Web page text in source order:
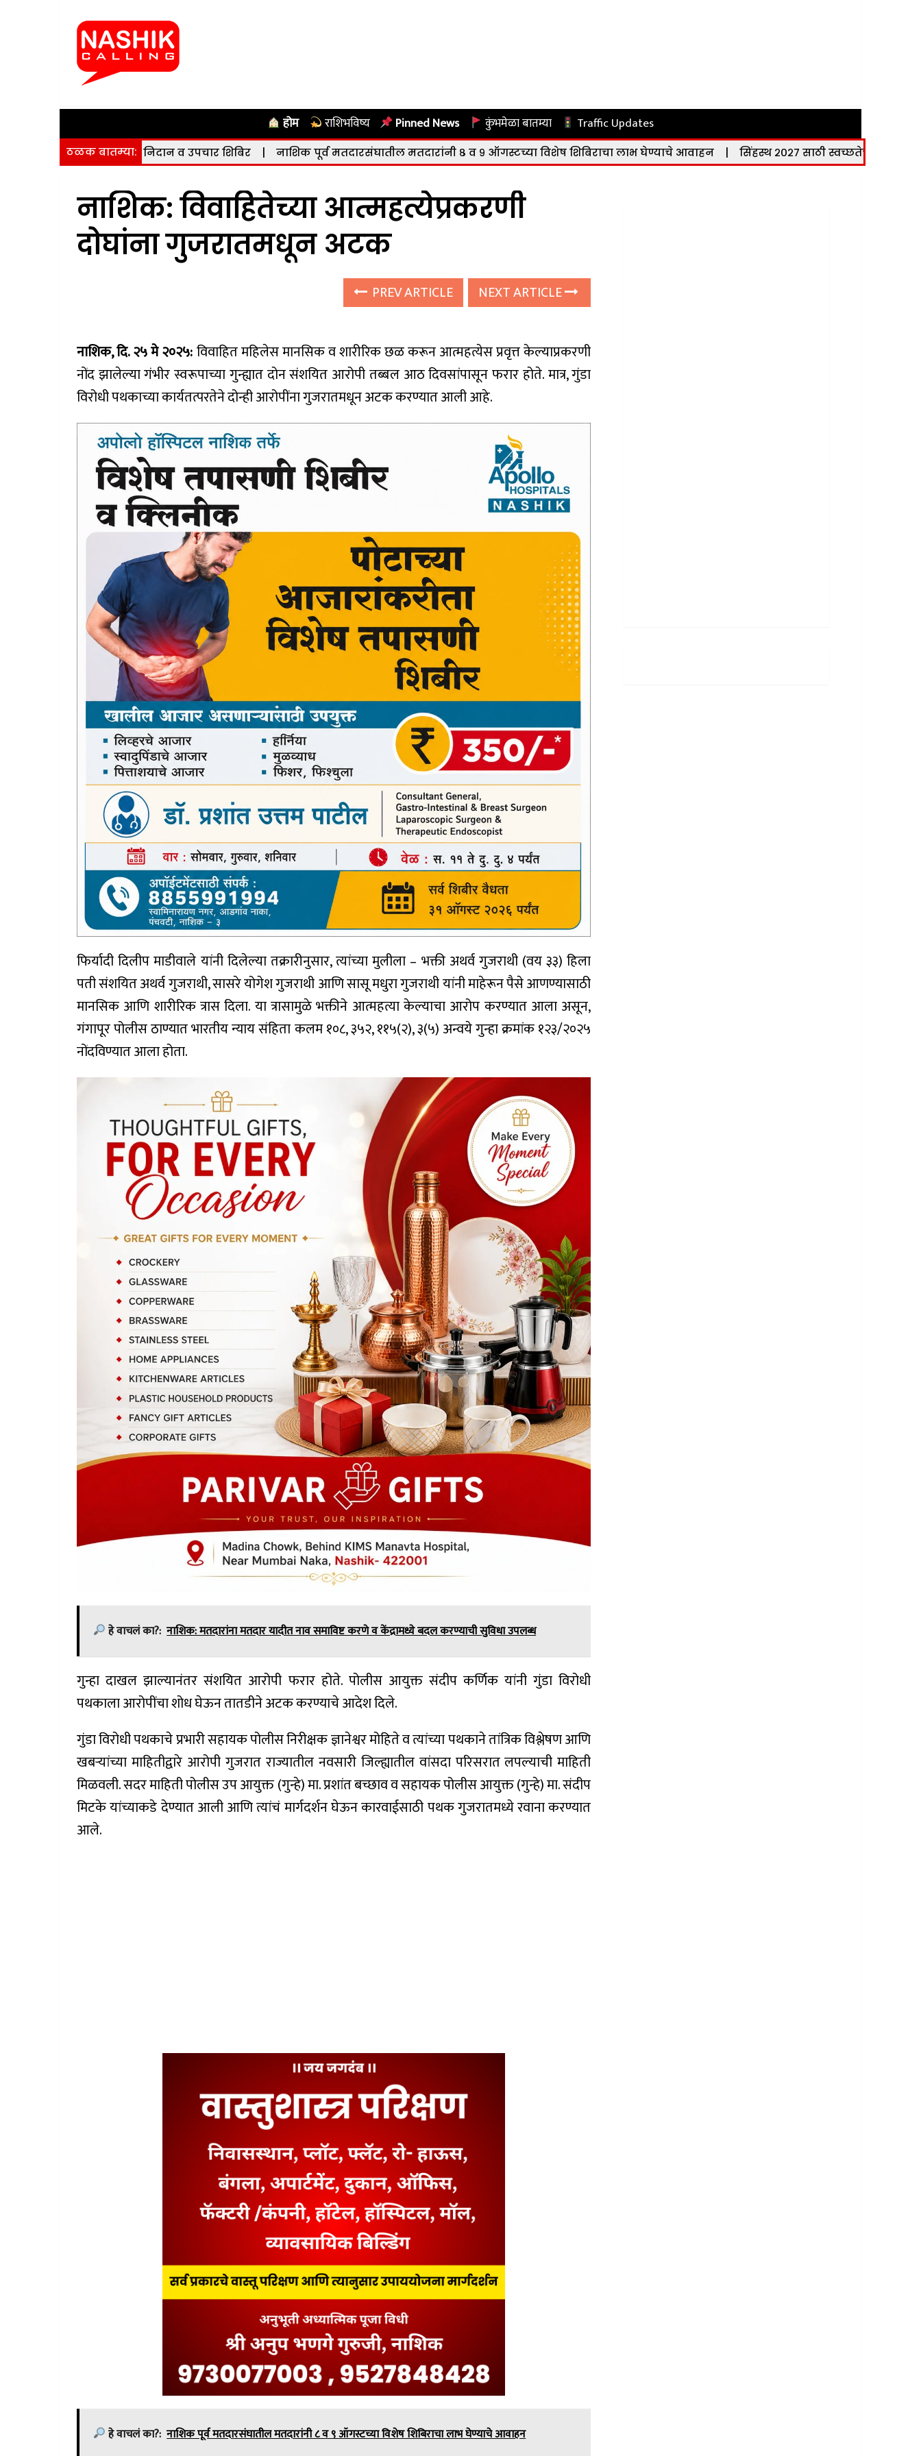
होम राशिभविष्य Pinned News कुंभमेळा बातम्या Traffic Updates
ठळक बातम्या:
मोफत निदान व उपचार शिबिर | नाशिक पूर्व मतदारसंघातील मतदारांनी ८ व ९ ऑगस्टच्या विशेष शिबिराचा लाभ घेण्याचे आवाहन | सिंहस्थ २०२७ साठी स्वच्छतेचा सर्वसमावेशक आराखडा;
नाशिक: विवाहितेच्या आत्महत्येप्रकरणी
दोघांना गुजरातमधून अटक
PREV ARTICLE NEXT ARTICLE
नाशिक, दि. २५ मे २०२५:विवाहित महिलेस मानसिक व शारीरिक छळ करून आत्महत्येस प्रवृत्त केल्याप्रकरणी
नोंद झालेल्या गंभीर स्वरूपाच्या गुन्ह्यात दोन संशयित आरोपी तब्बल आठ दिवसांपासून फरार होते. मात्र, गुंडा
विरोधी पथकाच्या कार्यतत्परतेने दोन्ही आरोपींना गुजरातमधून अटक करण्यात आली आहे.
फिर्यादी दिलीप माडीवाले यांनी दिलेल्या तक्रारीनुसार, त्यांच्या मुलीला – भक्ती अथर्व गुजराथी (वय ३३) हिला
पती संशयित अथर्व गुजराथी, सासरे योगेश गुजराथी आणि सासू मधुरा गुजराथी यांनी माहेरून पैसे आणण्यासाठी
मानसिक आणि शारीरिक त्रास दिला. या त्रासामुळे भक्तीने आत्महत्या केल्याचा आरोप करण्यात आला असून,
गंगापूर पोलीस ठाण्यात भारतीय न्याय संहिता कलम १०८, ३५२, ११५(२), ३(५) अन्वये गुन्हा क्रमांक १२३/२०२५
नोंदविण्यात आला होता.
हे वाचलं का?: नाशिक: मतदारांना मतदार यादीत नाव समाविष्ट करणे व केंद्रामध्ये बदल करण्याची सुविधा उपलब्ध
गुन्हा दाखल झाल्यानंतर संशयित आरोपी फरार होते. पोलीस आयुक्त संदीप कर्णिक यांनी गुंडा विरोधी
पथकाला आरोपींचा शोध घेऊन तातडीने अटक करण्याचे आदेश दिले.
गुंडा विरोधी पथकाचे प्रभारी सहायक पोलीस निरीक्षक ज्ञानेश्वर मोहिते व त्यांच्या पथकाने तांत्रिक विश्लेषण आणि
खबऱ्यांच्या माहितीद्वारे आरोपी गुजरात राज्यातील नवसारी जिल्ह्यातील वांसदा परिसरात लपल्याची माहिती
मिळवली. सदर माहिती पोलीस उप आयुक्त (गुन्हे) मा. प्रशांत बच्छाव व सहायक पोलीस आयुक्त (गुन्हे) मा. संदीप
मिटके यांच्याकडे देण्यात आली आणि त्यांचं मार्गदर्शन घेऊन कारवाईसाठी पथक गुजरातमध्ये रवाना करण्यात
आले.
हे वाचलं का?: नाशिक पूर्व मतदारसंघातील मतदारांनी ८ व ९ ऑगस्टच्या विशेष शिबिराचा लाभ घेण्याचे आवाहन